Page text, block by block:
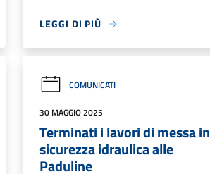
LEGGI DI PIÙ
COMUNICATI
30 MAGGIO 2025
Terminati i lavori di messa in
sicurezza idraulica alle
Paduline